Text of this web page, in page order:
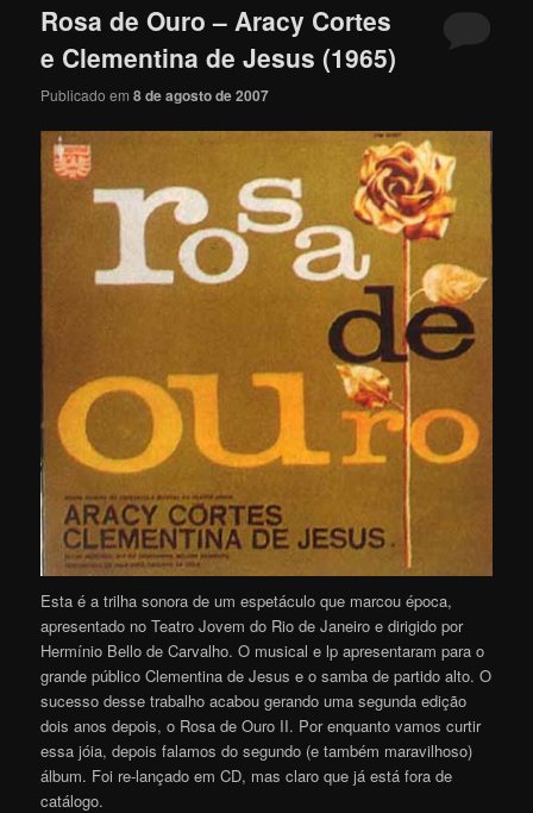
Rosa de Ouro – Aracy Cortes
e Clementina de Jesus (1965)
Publicado em8 de agosto de 2007
Esta é a trilha sonora de um espetáculo que marcou época,
apresentado no Teatro Jovem do Rio de Janeiro e dirigido por
Hermínio Bello de Carvalho. O musical e lp apresentaram para o
grande público Clementina de Jesus e o samba de partido alto. O
sucesso desse trabalho acabou gerando uma segunda edição
dois anos depois, o Rosa de Ouro II. Por enquanto vamos curtir
essa jóia, depois falamos do segundo (e também maravilhoso)
álbum. Foi re-lançado em CD, mas claro que já está fora de
catálogo.